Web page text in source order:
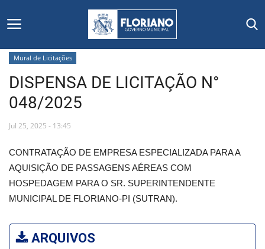
Início
Editais
Secretarias e Órgãos
Mural de Licitações
Notícias
Mural de Licitações
DISPENSA DE LICITAÇÃO N°
048/2025
Jul 25, 2025 - 13:45
CONTRATAÇÃO DE EMPRESA ESPECIALIZADA PARA A
AQUISIÇÃO DE PASSAGENS AÉREAS COM
HOSPEDAGEM PARA O SR. SUPERINTENDENTE
MUNICIPAL DE FLORIANO-PI (SUTRAN).
ARQUIVOS